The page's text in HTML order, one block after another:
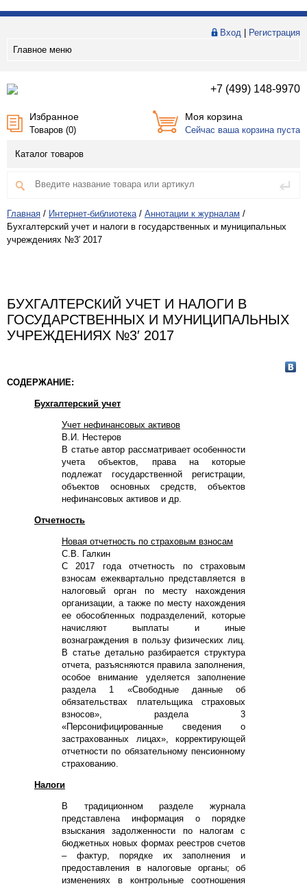
Вход
Регистрация
Главное меню
+7 (499) 148-9970
Избранное
Товаров (0)
Моя корзина
Сейчас ваша корзина пуста
Каталог товаров
Главная / Интернет-библиотека / Аннотации к журналам /
Бухгалтерский учет и налоги в государственных и муниципальных
учреждениях №3′ 2017
БУХГАЛТЕРСКИЙ УЧЕТ И НАЛОГИ В
ГОСУДАРСТВЕННЫХ И МУНИЦИПАЛЬНЫХ
УЧРЕЖДЕНИЯХ №3′ 2017
СОДЕРЖАНИЕ:
Бухгалтерский учет
Учет нефинансовых активов
В.И. Нестеров
В статье автор рассматривает особенности
учета объектов, права на которые
подлежат государственной регистрации,
объектов основных средств, объектов
нефинансовых активов и др.
Отчетность
Новая отчетность по страховым взносам
С.В. Галкин
С 2017 года отчетность по страховым
взносам ежеквартально представляется в
налоговый орган по месту нахождения
организации, а также по месту нахождения
ее обособленных подразделений, которые
начисляют выплаты и иные
вознаграждения в пользу физических лиц.
В статье детально разбирается структура
отчета, разъясняются правила заполнения,
особое внимание уделяется заполнение
раздела 1 «Свободные данные об
обязательствах плательщика страховых
взносов», раздела 3
«Персонифицированные сведения о
застрахованных лицах», корректирующей
отчетности по обязательному пенсионному
страхованию.
Налоги
В традиционном разделе журнала
представлена информация о порядке
взыскания задолженности по налогам с
бюджетных новых формах реестров счетов
– фактур, порядке их заполнения и
предоставления в налоговые органы; об
изменениях в контрольные соотношения